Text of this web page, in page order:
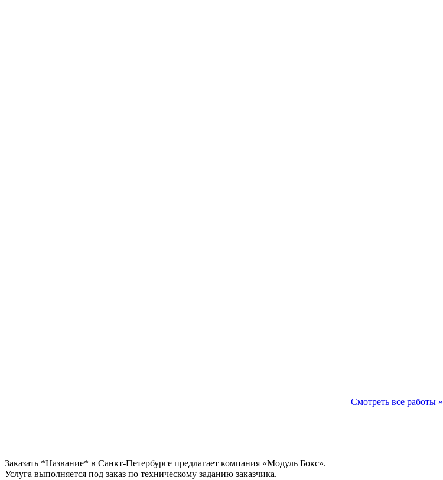
Смотреть все работы »
Заказать *Название* в Санкт-Петербурге предлагает компания «Модуль Бокс».
Услуга выполняется под заказ по техническому заданию заказчика.